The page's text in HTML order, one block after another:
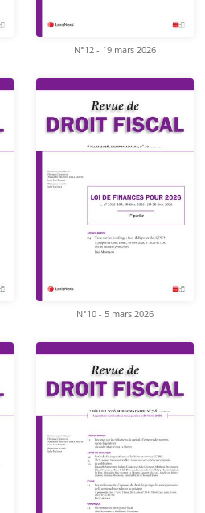
N°12 - 19 mars 2026
N°10 - 5 mars 2026